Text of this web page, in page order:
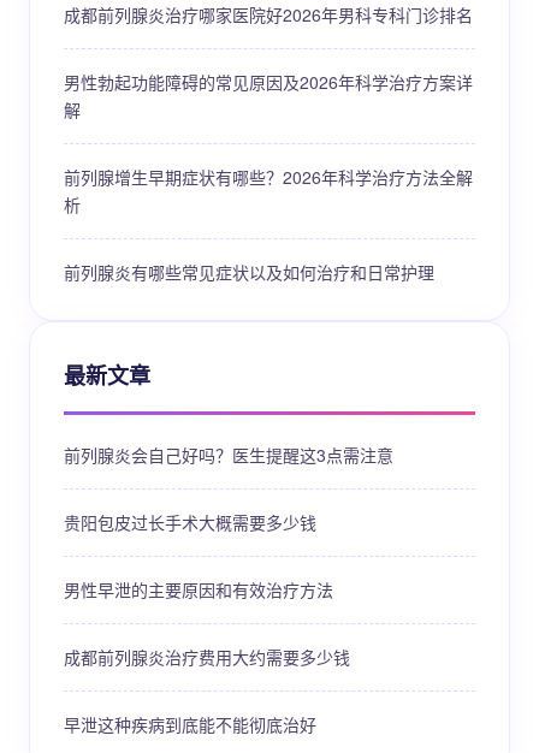
成都前列腺炎治疗哪家医院好2026年男科专科门诊排名
男性勃起功能障碍的常见原因及2026年科学治疗方案详
解
前列腺增生早期症状有哪些？2026年科学治疗方法全解
析
前列腺炎有哪些常见症状以及如何治疗和日常护理
最新文章
前列腺炎会自己好吗？医生提醒这3点需注意
贵阳包皮过长手术大概需要多少钱
男性早泄的主要原因和有效治疗方法
成都前列腺炎治疗费用大约需要多少钱
早泄这种疾病到底能不能彻底治好